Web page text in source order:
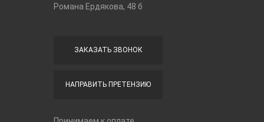
Романа Ердякова, 48 б
ЗАКАЗАТЬ ЗВОНОК
НАПРАВИТЬ ПРЕТЕНЗИЮ